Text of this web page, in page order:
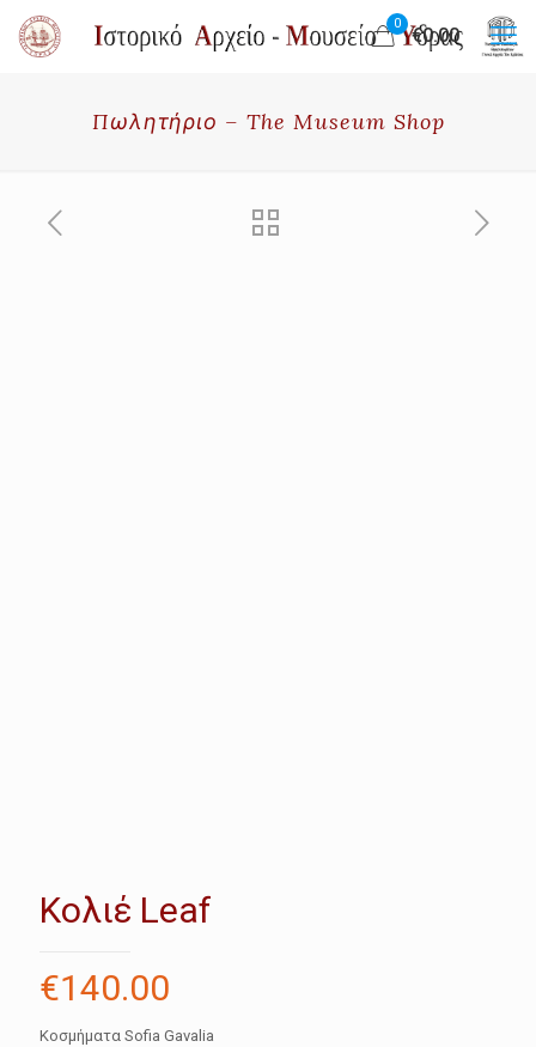
0
€0.00
Πωλητήριο – The Museum Shop
Κολιέ Leaf
€140.00
Κοσμήματα Sofia Gavalia